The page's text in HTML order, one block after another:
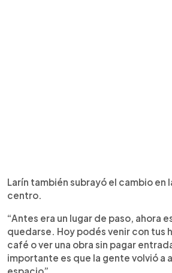
Larín también subrayó el cambio en
centro.
“Antes era un lugar de paso, ahora
quedarse. Hoy podés venir con tus
café o ver una obra sin pagar
importante es que la gente volvió a
espacio”.